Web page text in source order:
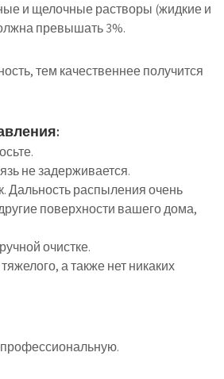
и щелочные растворы (жидкие и
превышать 3%.
тем качественнее получится
не задерживается.
Дальность распыления очень
поверхности вашего дома,
очистке.
а также нет никаких